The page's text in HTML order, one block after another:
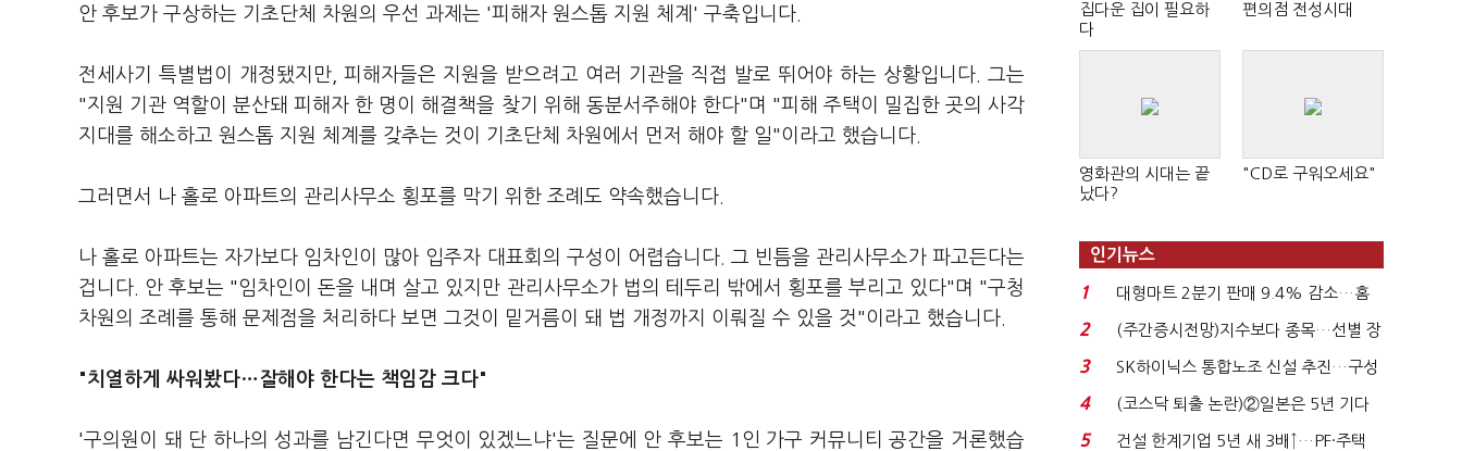
안 후보가 구상하는 기초단체 차원의 우선 과제는 '피해자 원스톱 지원 체계' 구축입니다.
전세사기 특별법이 개정됐지만, 피해자들은 지원을 받으려고 여러 기관을 직접 발로 뛰어야 하는 상황입니다. 그는
"지원 기관 역할이 분산돼 피해자 한 명이 해결책을 찾기 위해 동분서주해야 한다"며 "피해 주택이 밀집한 곳의 사각
지대를 해소하고 원스톱 지원 체계를 갖추는 것이 기초단체 차원에서 먼저 해야 할 일"이라고 했습니다.
그러면서 나 홀로 아파트의 관리사무소 횡포를 막기 위한 조례도 약속했습니다.
나 홀로 아파트는 자가보다 임차인이 많아 입주자 대표회의 구성이 어렵습니다. 그 빈틈을 관리사무소가 파고든다는
겁니다. 안 후보는 "임차인이 돈을 내며 살고 있지만 관리사무소가 법의 테두리 밖에서 횡포를 부리고 있다"며 "구청
차원의 조례를 통해 문제점을 처리하다 보면 그것이 밑거름이 돼 법 개정까지 이뤄질 수 있을 것"이라고 했습니다.
"치열하게 싸워봤다…잘해야 한다는 책임감 크다"
'구의원이 돼 단 하나의 성과를 남긴다면 무엇이 있겠느냐'는 질문에 안 후보는 1인 가구 커뮤니티 공간을 거론했습
집다운 집이 필요하
다
편의점 전성시대
영화관의 시대는 끝
났다?
"CD로 구워오세요"
인기뉴스
1
대형마트 2분기 판매 9.4% 감소…홈
플러스 사태 여파...
2
(주간증시전망)지수보다 종목…선별 장
세 이어진다...
3
SK하이닉스 통합노조 신설 추진…구성
원 간 성과급 불...
4
(코스닥 퇴출 논란)②일본은 5년 기다
려주는데 우리는 ...
5
건설 한계기업 5년 새 3배↑…PF·주택